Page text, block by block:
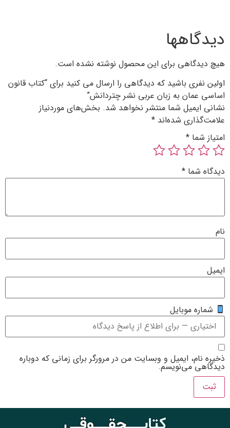
محصول نوشته نشده است.
را ارسال می کنید برای “کتاب قانون
نشر چتردانش”
نخواهد شد. بخش‌های موردنیاز
من در مرورگر برای زمانی که دوباره